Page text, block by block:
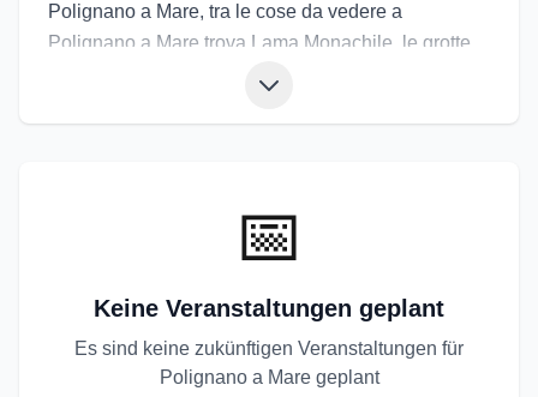
Polignano a Mare, tra le cose da vedere a
Polignano a Mare trova Lama Monachile, le grotte
gelati artigianali. Gli eventi di Polignano a Mare
comprendono feste patronali, rassegne estive e
altezze e serate musicali. Gli eventi a Polignano a
Mare permettono di vivere un borgo costiero dal
carattere unico, tra vicoli, scogliere e profumo di
📅
Keine Veranstaltungen geplant
Es sind keine zukünftigen Veranstaltungen für
Polignano a Mare geplant